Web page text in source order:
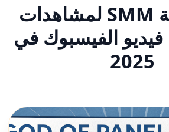
أفضل لوحة SMM لمشاهدات
الفيسبوك في
2025